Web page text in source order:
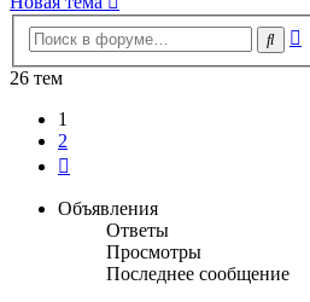
Поиск
26 тем
1
2
Объявления
Ответы
Просмотры
Последнее сообщение